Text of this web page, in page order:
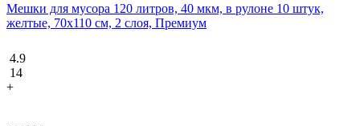
Мешки для мусора 120 литров, 40 мкм, в рулоне 10 штук,
желтые, 70x110 см, 2 слоя, Премиум
4.9
14
+